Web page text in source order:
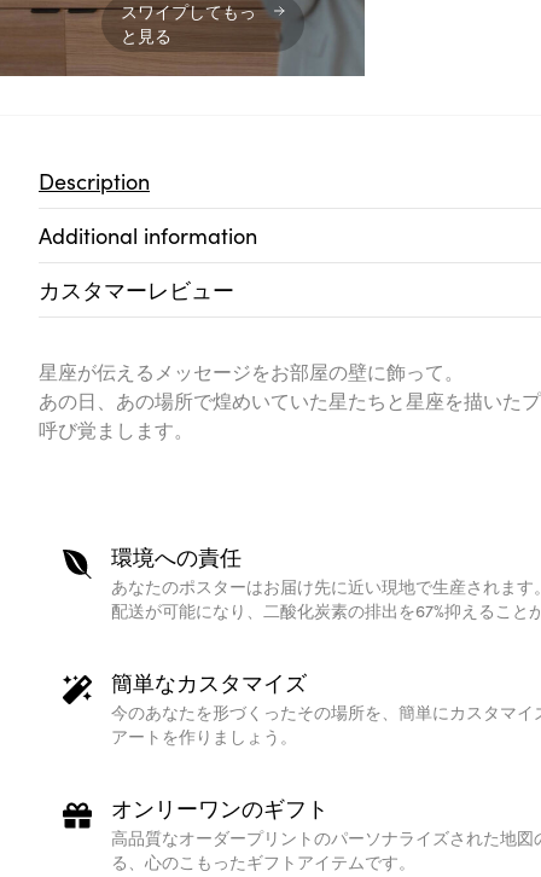
スワイプしてもっ
と見る
Description
Additional information
カスタマーレビュー
星座が伝えるメッセージをお部屋の壁に飾って。
あの日、あの場所で煌めいていた星たちと星座を描いた
呼び覚まします。
環境への責任
あなたのポスターはお届け先に近い現地で生産されま
配送が可能になり、二酸化炭素の排出を67%抑えること
簡単なカスタマイズ
今のあなたを形づくったその場所を、簡単にカスタマ
アートを作りましょう。
オンリーワンのギフト
高品質なオーダープリントのパーソナライズされた地
る、心のこもったギフトアイテムです。